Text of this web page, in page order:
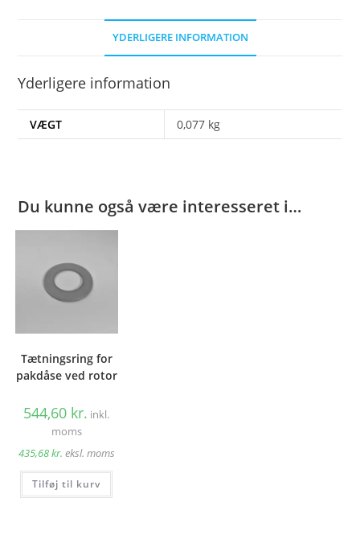
YDERLIGERE INFORMATION
Yderligere information
VÆGT 0,077 kg
Du kunne også være interesseret i…
Tætningsring for
pakdåse ved rotor
544,60 kr. inkl.
moms
435,68kr. eksl. moms
Tilføj til kurv